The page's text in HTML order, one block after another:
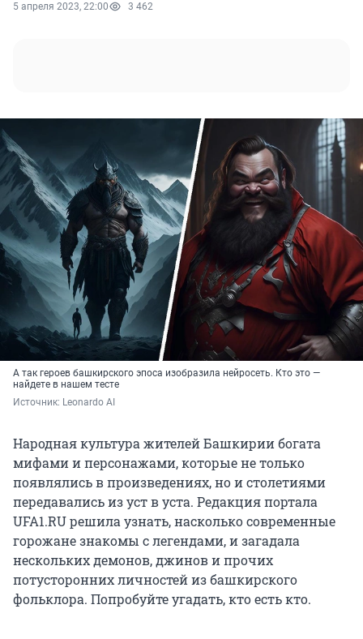
5 апреля 2023, 22:00 3 462
А так героев башкирского эпоса изобразила нейросеть. Кто это —
найдете в нашем тесте
Источник: Leonardo AI
Народная культура жителей Башкирии богата
мифами и персонажами, которые не только
появлялись в произведениях, но и столетиями
передавались из уст в уста. Редакция портала
UFA1.RU решила узнать, насколько современные
горожане знакомы с легендами, и загадала
нескольких демонов, джинов и прочих
потусторонних личностей из башкирского
фольклора. Попробуйте угадать, кто есть кто.